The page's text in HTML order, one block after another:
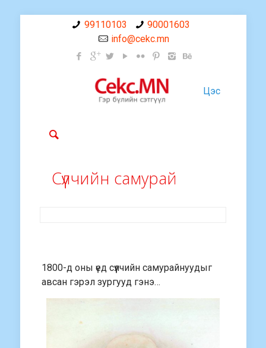
99110103
90001603
info@cekc.mn
Цэс
Сүүлчийн самурай
1800-д оны үед сүүлчийн самурайнуудыг
авсан гэрэл зургууд гэнэ…